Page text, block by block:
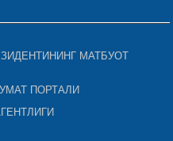
МАТБУОТ
ПОРТАЛИ